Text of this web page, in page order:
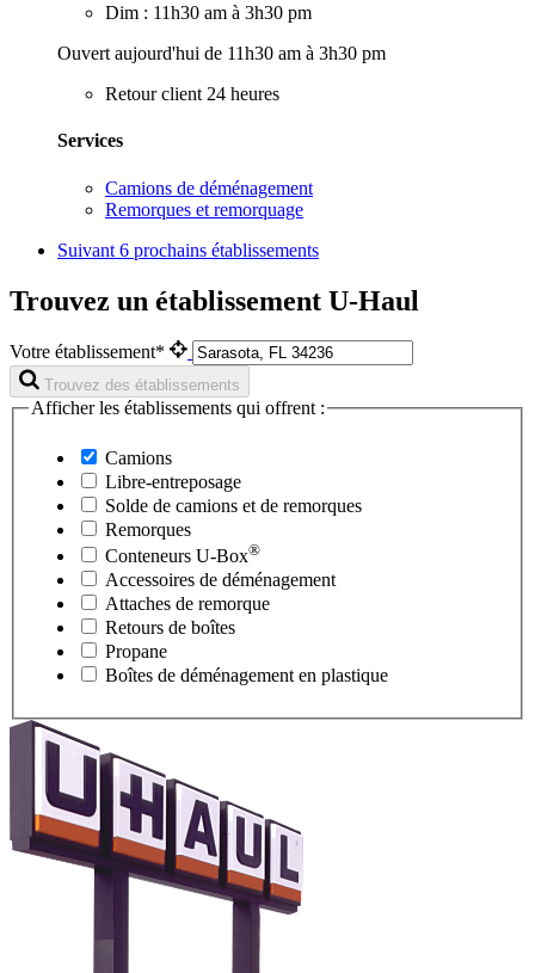
Dim : 11h30 am à 3h30 pm
Ouvert aujourd'hui de 11h30 am à 3h30 pm
Retour client 24 heures
Services
Camions de déménagement
Remorques et remorquage
Suivant 6 prochains établissements
Trouvez un établissement U-Haul
Votre établissement*
Trouvez des établissements
Afficher les établissements qui offrent :
Camions
Libre-entreposage
Solde de camions et de remorques
Remorques
Conteneurs U-Box®
Accessoires de déménagement
Attaches de remorque
Retours de boîtes
Propane
Boîtes de déménagement en plastique